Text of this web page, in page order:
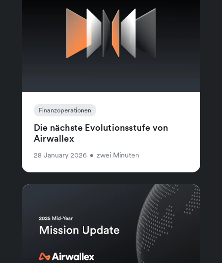
Finanzoperationen
Die nächste Evolutionsstufe von
Airwallex
28 January 2026 • zwei Minuten